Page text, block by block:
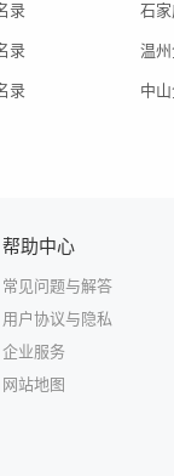
录 石
录 温
录 中
帮助中心
常见问题与解答
用户协议与隐私
企业服务
网站地图